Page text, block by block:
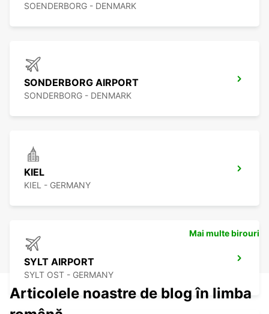
SOENDERBORG - DENMARK
SONDERBORG AIRPORT
SONDERBORG - DENMARK
KIEL
KIEL - GERMANY
SYLT AIRPORT
SYLT OST - GERMANY
Mai multe birouri
Articolele noastre de blog în limba